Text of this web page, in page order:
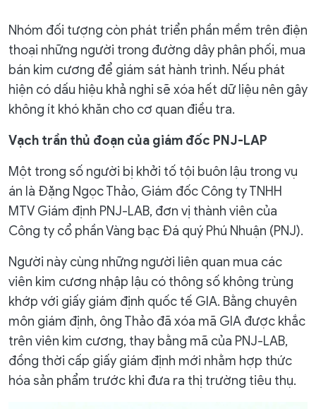
Nhóm đối tượng còn phát triển phần mềm trên điện
thoại những người trong đường dây phân phối, mua
bán kim cương để giám sát hành trình. Nếu phát
hiện có dấu hiệu khả nghi sẽ xóa hết dữ liệu nên gây
không ít khó khăn cho cơ quan điều tra.
Vạch trần thủ đoạn của giám đốc PNJ-LAP
Một trong số người bị khởi tố tội buôn lậu trong vụ
án là Đặng Ngọc Thảo, Giám đốc Công ty TNHH
MTV Giám định PNJ-LAB, đơn vị thành viên của
Công ty cổ phần Vàng bạc Đá quý Phú Nhuận (PNJ).
Người này cùng những người liên quan mua các
viên kim cương nhập lậu có thông số không trùng
khớp với giấy giám định quốc tế GIA. Bằng chuyên
môn giám định, ông Thảo đã xóa mã GIA được khắc
trên viên kim cương, thay bằng mã của PNJ-LAB,
đồng thời cấp giấy giám định mới nhằm hợp thức
hóa sản phẩm trước khi đưa ra thị trường tiêu thụ.